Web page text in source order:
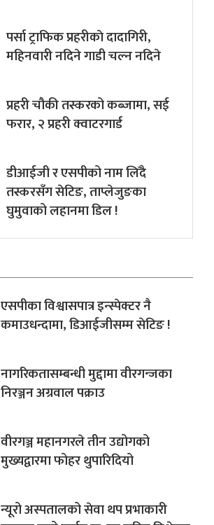
पर्सा ट्राफिक प्रहरीकाे दादागिरी,
महिनवारी नदिने गाडी चल्न नदिने
प्रहरी चौकी तस्करको कब्जामा, सई
फरार, २ प्रहरी क्वाटरगार्ड
डीआईजी र एसपीको नाम लिँदै
तस्करसँग सेटिङ, ताप्लेजुङका
घुमुवाको लहानमा डिल !
एसपीका विश्वासपात्र इन्स्पेक्टर नै
कमाउधन्दामा, डिआईजीसम्म सेटिङ !
नागरिकतासम्बन्धी मुद्दामा वीरगन्जका
निरञ्जन अग्रवाल पक्राउ
वीरगञ्ज महानगरले तीन उद्योगको
मुख्यद्वारमा फोहर थुपारिदियो
न्यूरो अस्पतालको सेवा थप प्रभाकारी